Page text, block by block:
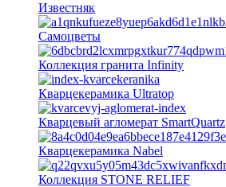
Известняк
Самоцветы
Коллекция гранита Infinity
Кварцекерамика Ultratop
Кварцевый агломерат SmartQuartz
Кварцекерамика Nabel
Коллекция STONE RELIEF